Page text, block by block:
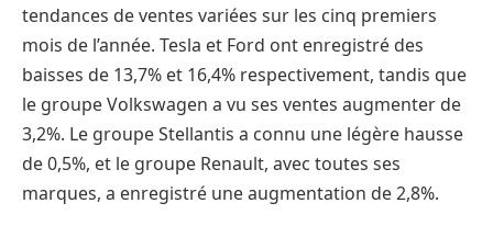
tendances de ventes variées sur les cinq premiers
mois de l’année. Tesla et Ford ont enregistré des
baisses de 13,7% et 16,4% respectivement, tandis que
le groupe Volkswagen a vu ses ventes augmenter de
3,2%. Le groupe Stellantis a connu une légère hausse
de 0,5%, et le groupe Renault, avec toutes ses
marques, a enregistré une augmentation de 2,8%.